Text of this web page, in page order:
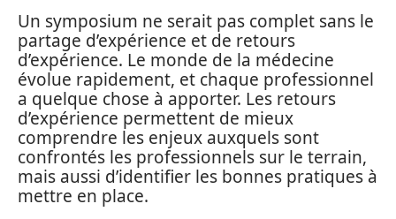
Un symposium ne serait pas complet sans le
partage d’expérience et de retours
d’expérience. Le monde de la médecine
évolue rapidement, et chaque professionnel
a quelque chose à apporter. Les retours
d’expérience permettent de mieux
comprendre les enjeux auxquels sont
confrontés les professionnels sur le terrain,
mais aussi d’identifier les bonnes pratiques à
mettre en place.